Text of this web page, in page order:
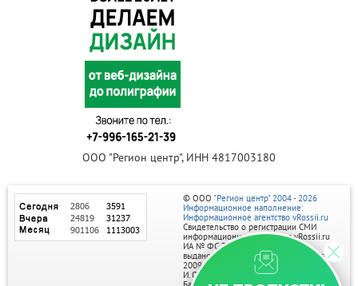
ООО "Регион центр", ИНН 4817003180
© ООО "Регион центр" 2004 - 2026
Информационное наполнение:
Информационное агентство vRossii.ru
Свидетельство о регистрации СМИ
информационного агентства vRossii.ru
ИА № ФС 77‑35502
выдано РОСКОМНАДЗОРом 04 марта
2009г.
И. О. Главного редактора Нарыков А. Н.